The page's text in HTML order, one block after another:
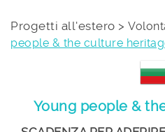
Progetti all'estero >
people & the culture
Young people &